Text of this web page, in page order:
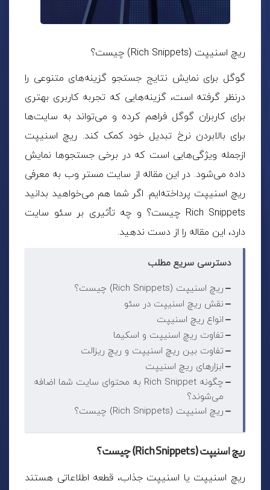
ریچ اسنیپت (Rich Snippets) چیست؟
گوگل برای نمایش نتایج جستجو گزینه‌های متنوعی را
درنظر گرفته است، گزینه‌هایی که تجربه کاربری بهتری
برای کاربران گوگل فراهم کرده و می‌تواند به سایت‌ها
برای بالابردن نرخ تبدیل خود کمک کند. ریچ اسنیپت
ازجمله ویژگی‌هایی است که در برخی جستجوها نمایش
داده می‌شود. در این مقاله از سایت مستر وب به معرفی
ریچ اسنیپت پرداخته‌ایم. اگر شما هم می‌خواهید بدانید
Rich Snippets چیست؟ و چه تأثیری بر
سئو سایت
دارد، این مقاله را از دست ندهید.
دسترسی سریع مطلب
ریچ اسنیپت (Rich Snippets) چیست؟
نقش ریچ اسنیپت در سئو
انواع ریچ اسنیپت
تفاوت ریچ اسنیپت و اسکیما
تفاوت بین ریچ اسنیپت و ریچ ریزالت
ابزارهای ریچ اسنیپت
چگونه Rich Snippet به محتوای سایت شما اضافه
می‌شوند؟
ریچ اسنیپت (Rich Snippets) چیست؟
ریچ اسنیپت (Rich Snippets) چیست؟
ریچ اسنیپت یا اسنیپت جذاب، قطعه اطلاعاتی هستند